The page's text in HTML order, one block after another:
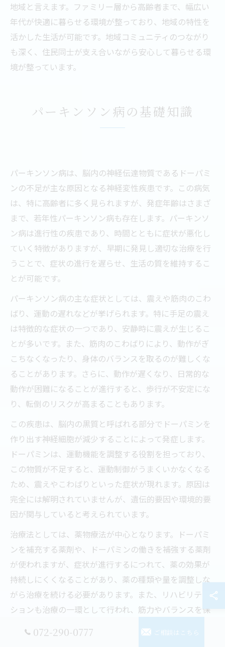
地域と言えます。ファミリー層から高齢者まで、幅広い
年代が快適に暮らせる環境が整っており、地域の特性を
活かした生活が可能です。地域コミュニティのつながり
も深く、住民同士が支え合いながら安心して暮らせる環
境が整っています。
パーキンソン病の基礎知識
パーキンソン病は、脳内の神経伝達物質であるドーパミ
ンの不足が主な原因となる神経変性疾患です。この病気
は、特に高齢者に多く見られますが、発症年齢はさまざ
まで、若年性パーキンソン病も存在します。パーキンソ
ン病は進行性の疾患であり、時間とともに症状が悪化し
ていく特徴がありますが、早期に発見し適切な治療を行
うことで、症状の進行を遅らせ、生活の質を維持するこ
とが可能です。
パーキンソン病の主な症状としては、震えや筋肉のこわ
ばり、運動の遅れなどが挙げられます。特に手足の震え
は特徴的な症状の一つであり、安静時に震えが生じるこ
とが多いです。また、筋肉のこわばりにより、動作がぎ
こちなくなったり、身体のバランスを取るのが難しくな
ることがあります。さらに、動作が遅くなり、日常的な
動作が困難になることが進行すると、歩行が不安定にな
り、転倒のリスクが高まることもあります。
この疾患は、脳内の黒質と呼ばれる部分でドーパミンを
作り出す神経細胞が減少することによって発症します。
ドーパミンは、運動機能を調整する役割を担っており、
この物質が不足すると、運動制御がうまくいかなくなる
ため、震えやこわばりといった症状が現れます。原因は
完全には解明されていませんが、遺伝的要因や環境的要
因が関与していると考えられています。
治療法としては、薬物療法が中心となります。ドーパミ
ンを補充する薬剤や、ドーパミンの働きを補強する薬剤
が使われますが、症状が進行するにつれて、薬の効果が
持続しにくくなることがあり、薬の種類や量を調整しな
がら治療を続ける必要があります。また、リハビリテー
ションも治療の一環として行われ、筋力やバランスを保
活での自立をサポートし、身体機能の低下を抑えること
072-290-0777 ご相談はこちら